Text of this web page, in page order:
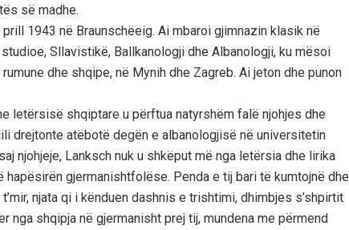
së madhe.
1943 në Braunschëeig. Ai mbaroi gjimnazin klasik në
Sllavistikë, Ballkanologji dhe Albanologji, ku mësoi
dhe shqipe, në Mynih dhe Zagreb. Ai jeton dhe punon
letërsisë shqiptare u përftua natyrshëm falë njohjes dhe
drejtonte atëbotë degën e albanologjisë në universitetin
njohjeje, Lanksch nuk u shkëput më nga letërsia dhe lirika
hapësirën gjermanishtfolëse. Penda e tij bari të kumtojnë dhe
njata qi i kënduen dashnis e trishtimi, dhimbjes s’shpirtit
nga shqipja në gjermanisht prej tij, mundena me përmend